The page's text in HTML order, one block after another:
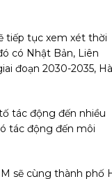
tiếp tục xem xét thời
có Nhật Bản, Liên
đoạn 2030-2035, Hà
tác động đến nhiều
tác động đến môi
sẽ cùng thành phố